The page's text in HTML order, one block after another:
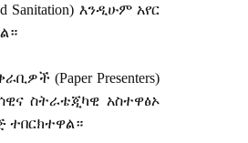
Sanitation) እንዲሁም አየር
(Paper Presenters)
ስትራቴጂካዊ አስተዋፅኦ
ተበርክተዋል።